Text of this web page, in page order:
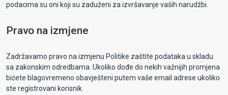
podacima su oni koji su zaduženi za izvršavanje vaših narudžbi.
Pravo na izmjene
Zadržavamo pravo na izmjenu Politike zaštite podataka u skladu
sa zakonskim odredbama. Ukoliko dođe do nekih važnijih promjena
bićete blagovremeno obavješteni putem vaše email adrese ukoliko
ste registrovani korisnik.